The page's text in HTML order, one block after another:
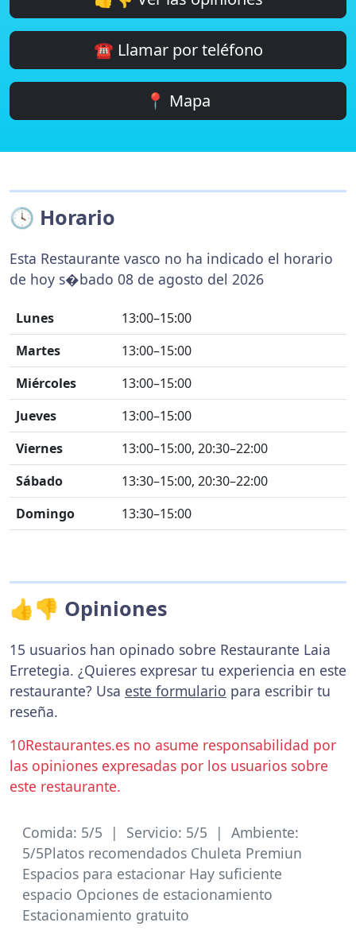
☎️ Llamar por teléfono
📍 Mapa
🕓 Horario
Esta Restaurante vasco no ha indicado el horario
de hoy s�bado 08 de agosto del 2026
Lunes
13:00–15:00
Martes
13:00–15:00
Miércoles
13:00–15:00
Jueves
13:00–15:00
Viernes
13:00–15:00, 20:30–22:00
Sábado
13:30–15:00, 20:30–22:00
Domingo
13:30–15:00
👍👎 Opiniones
15 usuarios han opinado sobre Restaurante Laia
Erretegia. ¿Quieres expresar tu experiencia en este
restaurante? Usa este formulario para escribir tu
reseña.
10Restaurantes.es no asume responsabilidad por
las opiniones expresadas por los usuarios sobre
este restaurante.
Comida: 5/5 | Servicio: 5/5 | Ambiente:
5/5Platos recomendados Chuleta Premiun
Espacios para estacionar Hay suficiente
espacio Opciones de estacionamiento
Estacionamiento gratuito